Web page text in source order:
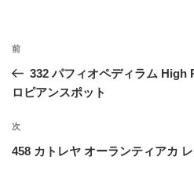
投
ナ
ゲ
ー
前
の
投
前
332 パフィオペディラム
ロピアンスポット
次
の
次
458 カトレヤ オーランティアカ